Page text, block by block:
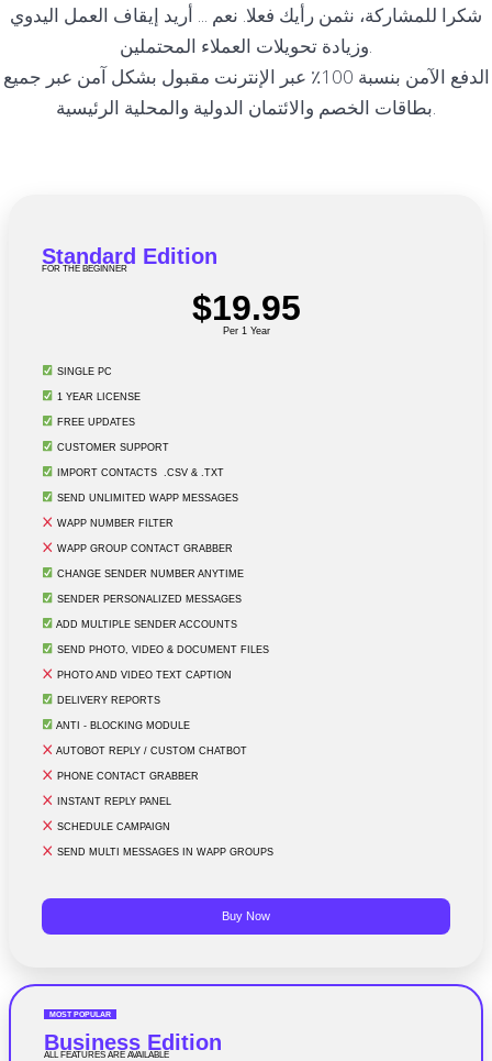
شكرا للمشاركة، نثمن رأيك فعلا. نعم ... أريد إيقاف العمل اليدوي
وزيادة تحويلات العملاء المحتملين.
الدفع الآمن بنسبة 100٪ عبر الإنترنت مقبول بشكل آمن عبر جميع
بطاقات الخصم والائتمان الدولية والمحلية الرئيسية.
Standard Edition
FOR THE BEGINNER
$19.95
Per 1 Year
SINGLE PC
1 YEAR LICENSE
FREE UPDATES
CUSTOMER SUPPORT
IMPORT CONTACTS .CSV & .TXT
SEND UNLIMITED WAPP MESSAGES
WAPP NUMBER FILTER
WAPP GROUP CONTACT GRABBER
CHANGE SENDER NUMBER ANYTIME
SENDER PERSONALIZED MESSAGES
ADD MULTIPLE SENDER ACCOUNTS
SEND PHOTO, VIDEO & DOCUMENT FILES
PHOTO AND VIDEO TEXT CAPTION
DELIVERY REPORTS
ANTI - BLOCKING MODULE
AUTOBOT REPLY / CUSTOM CHATBOT
PHONE CONTACT GRABBER
INSTANT REPLY PANEL
SCHEDULE CAMPAIGN
SEND MULTI MESSAGES IN WAPP GROUPS
Buy Now
MOST POPULAR
Business Edition
ALL FEATURES ARE AVAILABLE